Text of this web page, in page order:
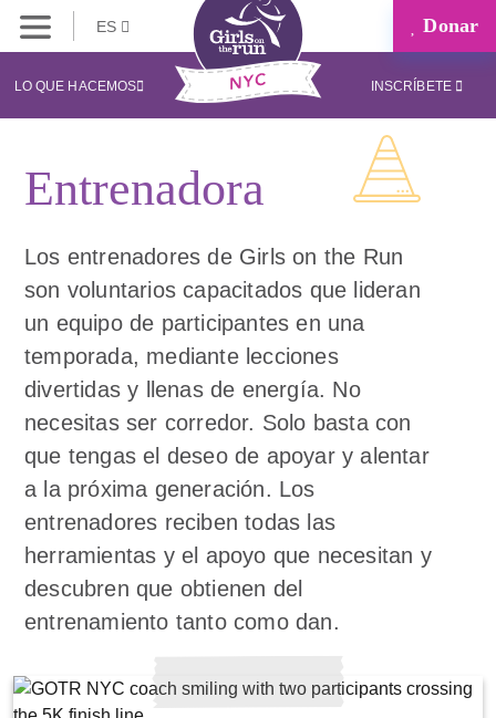
ES Donar
LO QUE HACEMOS INSCRÍBETE
Entrenadora
Los entrenadores de Girls on the Run
son voluntarios capacitados que lideran
un equipo de participantes en una
temporada, mediante lecciones
divertidas y llenas de energía. No
necesitas ser corredor. Solo basta con
que tengas el deseo de apoyar y alentar
a la próxima generación. Los
entrenadores reciben todas las
herramientas y el apoyo que necesitan y
descubren que obtienen del
entrenamiento tanto como dan.